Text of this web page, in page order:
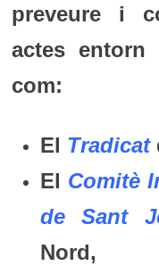
preveure i
actes entorn
com:
El Tradicat
El Comitè
de Sant
Nord,